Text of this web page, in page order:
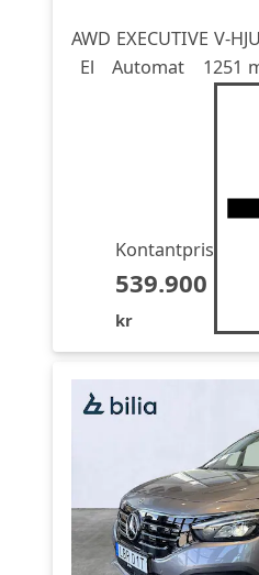
AWD
Drivmedel
El
Drivmedel
Automat
Miltal 1251
årsmodell
Kontantpris
539.900
kr